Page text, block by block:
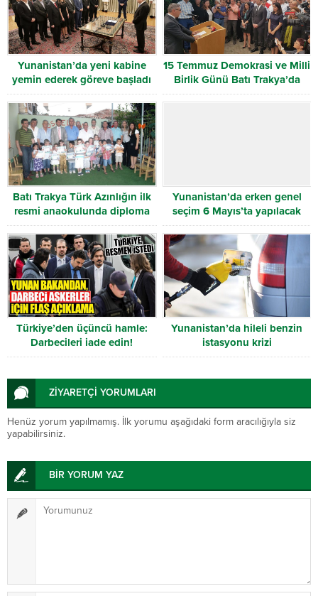
Yunanistan’da yeni kabine
yemin ederek göreve başladı
15 Temmuz Demokrasi ve Milli
Birlik Günü Batı Trakya’da
anıldı
Batı Trakya Türk Azınlığın ilk
resmi anaokulunda diploma
töreni yapıldı!
Yunanistan’da erken genel
seçim 6 Mayıs’ta yapılacak
Türkiye’den üçüncü hamle:
Darbecileri iade edin!
Yunanistan’da hileli benzin
istasyonu krizi
ZİYARETÇİ YORUMLARI
Henüz yorum yapılmamış. İlk yorumu aşağıdaki form aracılığıyla siz
yapabilirsiniz.
BİR YORUM YAZ